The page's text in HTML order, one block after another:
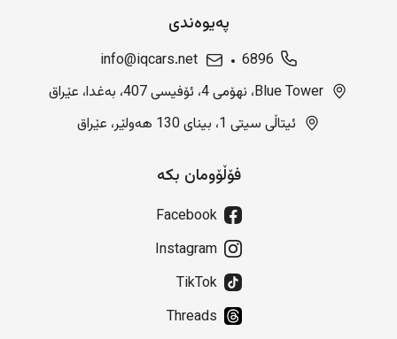
پەیوەندی
6896
info@iqcars.net
Blue Tower، نهۆمی 4، ئۆفیسی 407، بەغدا، عێراق
ئیتاڵی سیتی 1، بینای 130 هەولێر، عێراق
فۆڵۆومان بکە
Facebook
Instagram
TikTok
Threads